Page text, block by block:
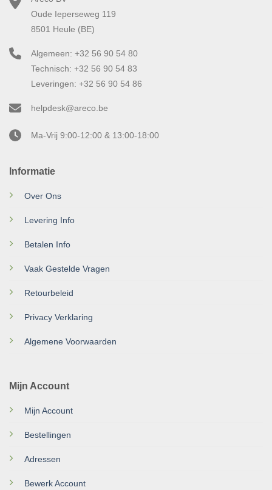
Informatie
Over Ons
Levering Info
Betalen Info
Vaak Gestelde Vragen
Retourbeleid
Privacy Verklaring
Algemene Voorwaarden
Mijn Account
Mijn Account
Bestellingen
Adressen
Bewerk Account
Oude Ieperseweg 119
8501 Heule (BE)
Algemeen: +32 56 90 54 80
Technisch: +32 56 90 54 83
Leveringen: +32 56 90 54 86
helpdesk@areco.be
Ma-Vrij 9:00-12:00 & 13:00-18:00